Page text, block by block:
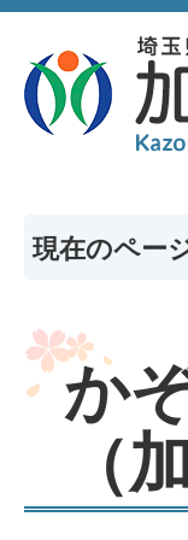
現在のペー
か
（